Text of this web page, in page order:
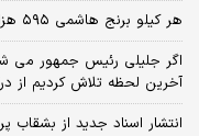
هر کیلو برنج هاشمی ۵۹۵ هزار تومان شد/ قیمت جدید برنج در بازار
اگر جلیلی رئیس جمهور می
آخرین لحظه تلاش کردیم از
انتشار اسناد جدید از بشقاب